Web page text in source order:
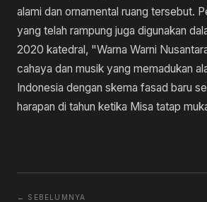
alami dan ornamental ruang tersebut.
yang telah rampung juga digunakan
2020 katedral, "Warna Warni
cahaya dan musik yang memadukan
Indonesia dengan skema fasad baru
harapan di tahun ketika Misa tatap
← SEBELUMNYA